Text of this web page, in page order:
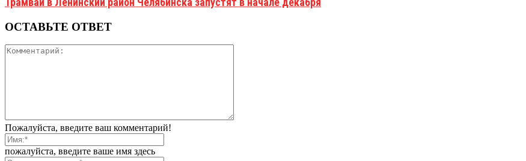
ОСТАВЬТЕ ОТВЕТ
Пожалуйста, введите ваш комментарий!
пожалуйста, введите ваше имя здесь